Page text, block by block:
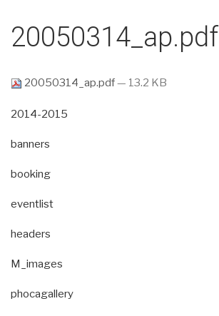
20050314_ap.pdf
20050314_ap.pdf— 13.2 KB
2014-2015
banners
booking
eventlist
headers
M_images
phocagallery